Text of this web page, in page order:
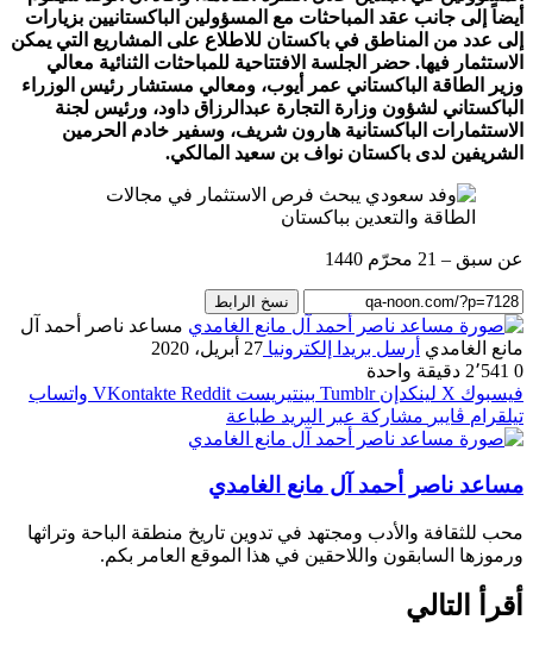
أيضاً إلى جانب عقد المباحثات مع المسؤولين الباكستانيين بزيارات
إلى عدد من المناطق في باكستان للاطلاع على المشاريع التي يمكن
الاستثمار فيها. حضر الجلسة الافتتاحية للمباحثات الثنائية معالي
وزير الطاقة الباكستاني عمر أيوب، ومعالي مستشار رئيس الوزراء
الباكستاني لشؤون وزارة التجارة عبدالرزاق داود، ورئيس لجنة
الاستثمارات الباكستانية هارون شريف، وسفير خادم الحرمين
الشريفين لدى باكستان نواف بن سعيد المالكي.
عن سبق – 21 محرّم 1440
نسخ الرابط
مساعد ناصر أحمد آل
مانع الغامدي أرسل بريدا إلكترونيا 27 أبريل، 2020
0
دقيقة واحدة
فيسبوك ‫X لينكدإن بينتيريست
واتساب
تيلقرام ڤايبر مشاركة عبر البريد طباعة
مساعد ناصر أحمد آل مانع الغامدي
محب للثقافة والأدب ومجتهد في تدوين تاريخ منطقة الباحة وتراثها
ورموزها السابقون واللاحقين في هذا الموقع العامر بكم.
أقرأ التالي